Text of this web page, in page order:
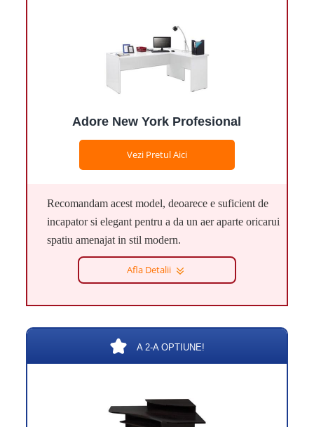
Adore New York Profesional
Vezi Pretul Aici
Recomandam acest model, deoarece e suficient de
incapator si elegant pentru a da un aer aparte oricarui
spatiu amenajat in stil modern.
Afla Detalii
A 2-A OPTIUNE!